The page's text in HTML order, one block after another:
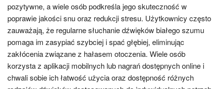
pozytywne, a wiele osób podkreśla jego skuteczność w
poprawie jakości snu oraz redukcji stresu. Użytkownicy często
zauważają, że regularne słuchanie dźwięków białego szumu
pomaga im zasypiać szybciej i spać głębiej, eliminując
zakłócenia związane z hałasem otoczenia. Wiele osób
korzysta z aplikacji mobilnych lub nagrań dostępnych online i
chwali sobie ich łatwość użycia oraz dostępność różnych